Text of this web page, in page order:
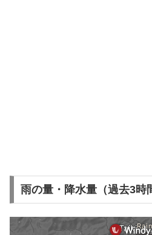
雨の量・降水量（過去3時